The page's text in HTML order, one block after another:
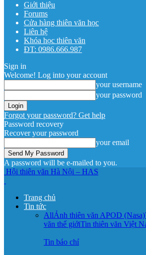
Giới thiệu
Forums
Cửa hàng thiên văn học
Liên hệ
Khóa học thiên văn
ĐT: 0986.666.987
Sign in
Welcome! Log into your account
your username
your password
Forgot your password? Get help
Password recovery
Recover your password
your email
A password will be e-mailed to you.
Hội thiên văn Hà Nội – HAS
Trang chủ
Tin tức
AllẢnh thiên văn APOD (Nasa)
văn thế giớiTin thiên văn Việt
Tin báo chí